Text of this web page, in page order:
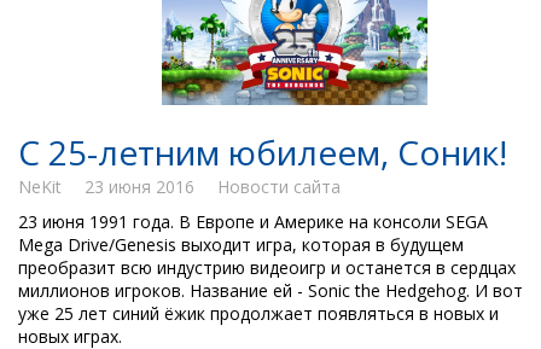
С 25-летним юбилеем, Соник!
NeKit 23 июня 2016
Новости сайта
23 июня 1991 года. В Европе и Америке на консоли SEGA
Mega Drive/Genesis выходит игра, которая в будущем
преобразит всю индустрию видеоигр и останется в сердцах
миллионов игроков. Название ей - Sonic the Hedgehog. И вот
уже 25 лет синий ёжик продолжает появляться в новых и
новых играх.